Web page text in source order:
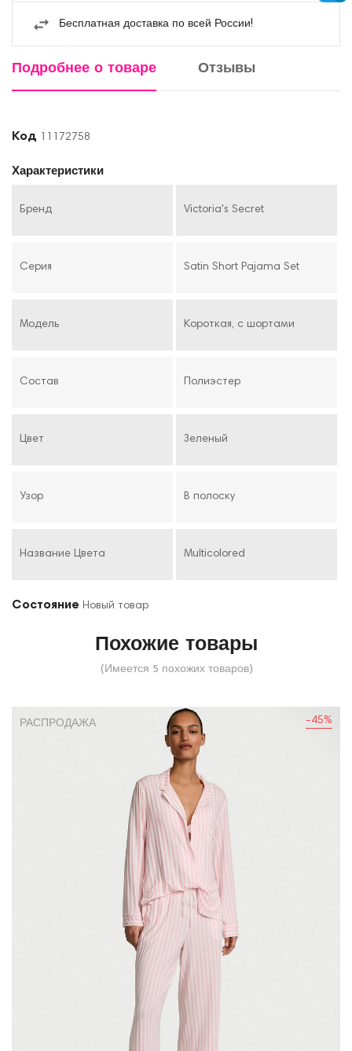
Бесплатная доставка по всей России!
Подробнее о товаре Отзывы
Код 11172758
Характеристики
Бренд Victoria's Secret
Серия Satin Short Pajama Set
Модель Короткая, с шортами
Состав Полиэстер
Цвет Зеленый
Узор В полоску
Название Цвета Multicolored
Состояние Новый товар
Похожие товары
(Имеется 5 похожих товаров)
-45%
РАСПРОДАЖА